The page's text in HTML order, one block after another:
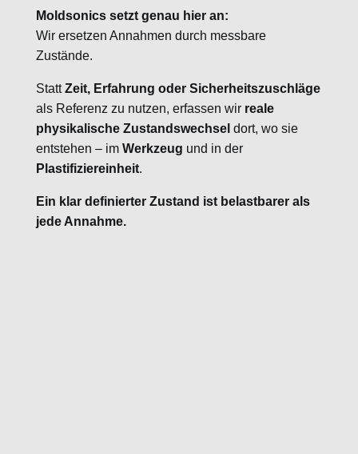
Moldsonics setzt genau hier an:
Wir ersetzen Annahmen durch messbare
Zustände.
StattZeit, Erfahrung oder Sicherheitszuschläge
als Referenz zu nutzen, erfassen wir reale
physikalische Zustandswechsel dort, wo sie
entstehen – im Werkzeug und in der
Plastifiziereinheit.
Ein klar definierter Zustand ist belastbarer als
jede Annahme.